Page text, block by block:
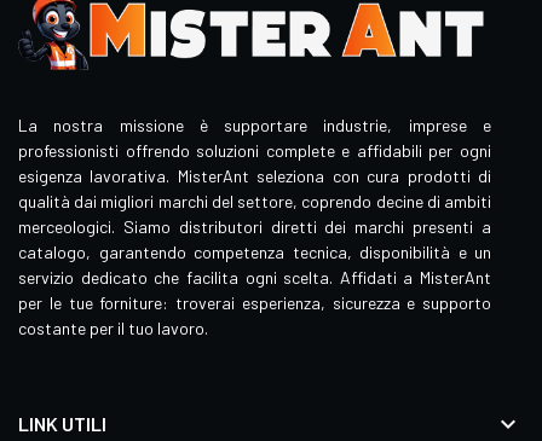
La nostra missione è supportare industrie, imprese e
professionisti offrendo soluzioni complete e affidabili per ogni
esigenza lavorativa. MisterAnt seleziona con cura prodotti di
qualità dai migliori marchi del settore, coprendo decine di ambiti
merceologici. Siamo distributori diretti dei marchi presenti a
catalogo, garantendo competenza tecnica, disponibilità e un
servizio dedicato che facilita ogni scelta. Affidati a MisterAnt
per le tue forniture: troverai esperienza, sicurezza e supporto
costante per il tuo lavoro.
LINK UTILI 